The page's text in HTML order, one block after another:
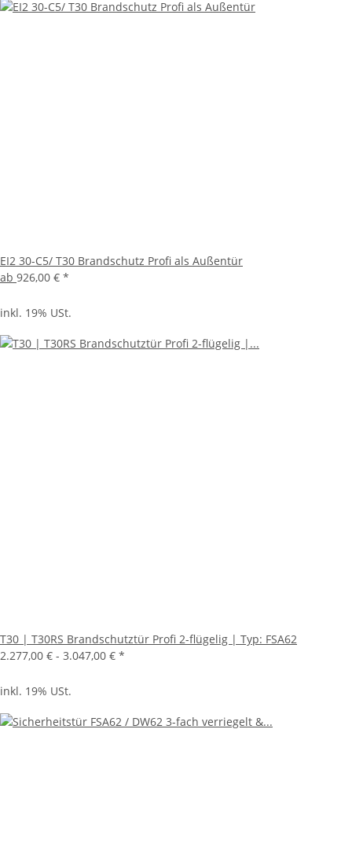
EI2 30-C5/ T30 Brandschutz Profi als Außentür
ab 926,00 € *
inkl. 19% USt.
T30 | T30RS Brandschutztür Profi 2-flügelig | Typ: FSA62
2.277,00 € - 3.047,00 € *
inkl. 19% USt.